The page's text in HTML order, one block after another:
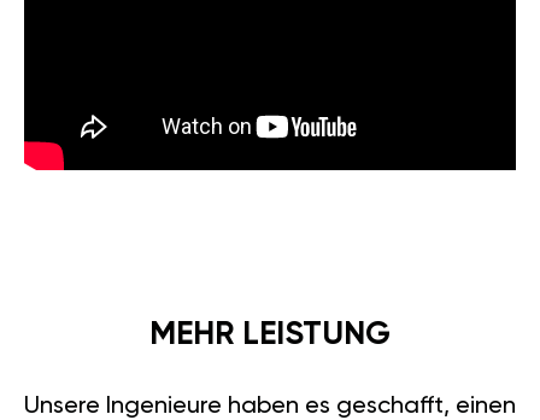
MEHR LEISTUNG
Unsere Ingenieure haben es geschafft, einen